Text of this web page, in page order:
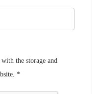
the storage and
*